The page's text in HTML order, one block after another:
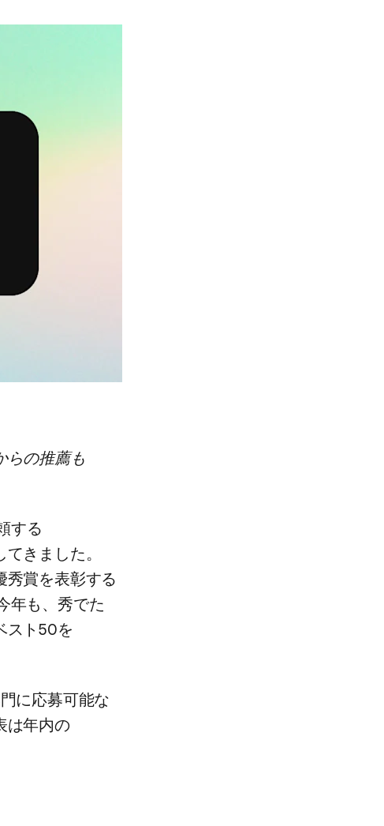
らの​推薦も​
する​
きました。​
秀賞を​表彰する​
年も、​秀で​た​
スト50を​
に​応募可能な​
は​年内の​